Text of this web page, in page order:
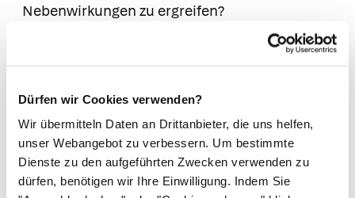
Dürfen wir Cookies verwenden?
Wir übermitteln Daten an Drittanbieter, die uns helfen,
unser Webangebot zu verbessern. Um bestimmte
Dienste zu den aufgeführten Zwecken verwenden zu
dürfen, benötigen wir Ihre Einwilligung. Indem Sie
Nebenwirkungen zu ergreifen?
Bei Auftreten entsprechender Anzeichen, wie
z. B. Hautrötungen und Juckreiz, beenden Sie
Arzt auf.
Falls Sie andere Nebenwirkungen beobachten
als die hier genannten, teilen Sie dies bitte Ihrem
Arzt oder Apotheker mit.
Sollten Sie eine der oben genannten